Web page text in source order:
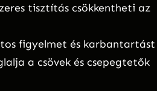
tisztítás csökkentheti az
figyelmet és karbantartást
a csövek és csepegtetők